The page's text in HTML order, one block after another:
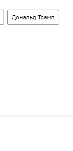
Дональд Трамп